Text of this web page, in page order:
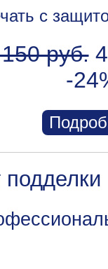
с
руб.4
-